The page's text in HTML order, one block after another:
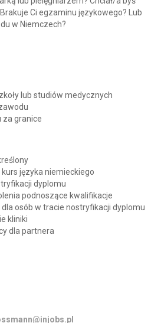
Ci egzaminu językowego? Lub
w Niemczech?
lub studiów medycznych
za granice
języka niemieckiego
dyplomu
podnoszące kwalifikacje
osób w tracie nostryfikacji dyplomu
kliniki
dla partnera